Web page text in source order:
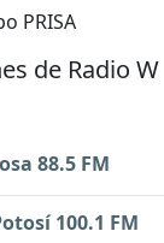
PRISA
de Radio W
88.5 FM
100.1 FM